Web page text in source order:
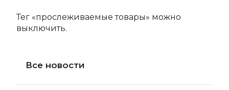
Тег «прослеживаемые товары» можно
выключить.
Все новости